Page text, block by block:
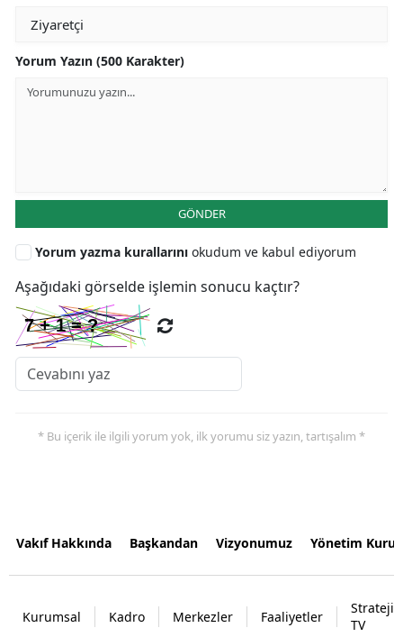
Yorum Yazın (500 Karakter)
GÖNDER
Yorum yazma kurallarını okudum ve kabul ediyorum
Aşağıdaki görselde işlemin sonucu kaçtır?
* Bu içerik ile ilgili yorum yok, ilk yorumu siz yazın, tartışalım *
Vakıf Hakkında Başkandan Vizyonumuz Yönetim
Kurumsal Kadro Merkezler Faaliyetler
Strateji
TV